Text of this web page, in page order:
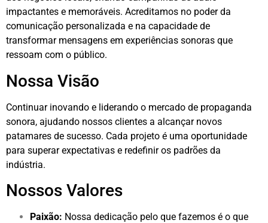
impactantes e memoráveis. Acreditamos no poder da
comunicação personalizada e na capacidade de
transformar mensagens em experiências sonoras que
ressoam com o público.
Nossa Visão
Continuar inovando e liderando o mercado de propaganda
sonora, ajudando nossos clientes a alcançar novos
patamares de sucesso. Cada projeto é uma oportunidade
para superar expectativas e redefinir os padrões da
indústria.
Nossos Valores
Paixão: Nossa dedicação pelo que fazemos é o que